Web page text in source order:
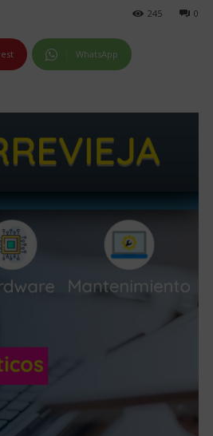
0
245
WhatsApp